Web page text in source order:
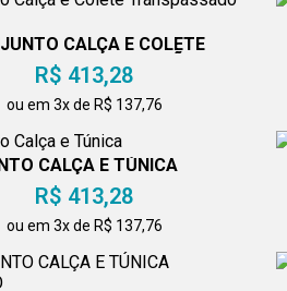
CALÇA E COLETE
COLEÇÃO
R$ 413,28
ou em 3x de R$ 137,76
CALÇA E TÚNICA
R$ 413,28
ou em 3x de R$ 137,76